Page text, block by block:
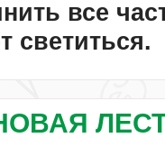
все
светиться.